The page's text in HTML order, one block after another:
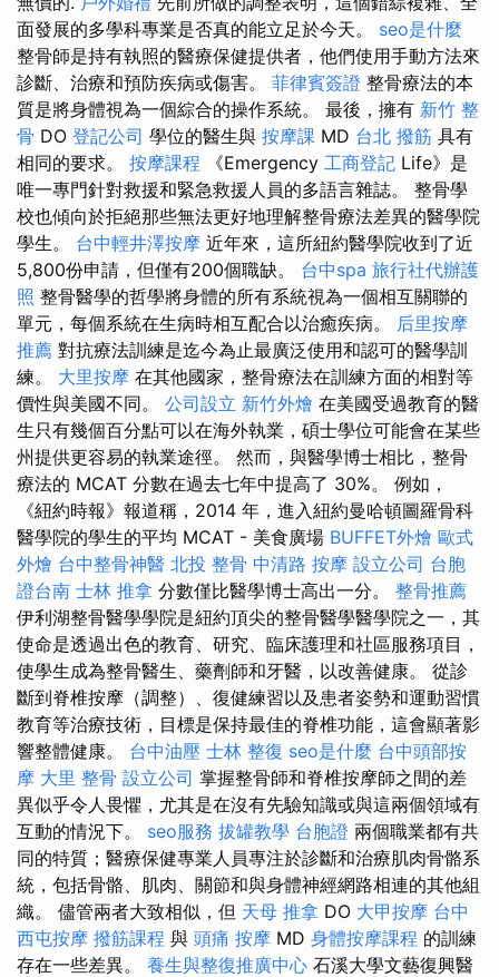
面發展的多學科專業是否真的能立足於今天。 seo是什麼
整骨師是持有執照的醫療保健提供者，他們使用手動方法來
診斷、治療和預防疾病或傷害。 菲律賓簽證 整骨療法的本
質是將身體視為一個綜合的操作系統。 最後，擁有 新竹 整
骨 DO 登記公司 學位的醫生與 按摩課 MD 台北 撥筋 具有
相同的要求。 按摩課程 《Emergency 工商登記 Life》是
唯一專門針對救援和緊急救援人員的多語言雜誌。 整骨學
校也傾向於拒絕那些無法更好地理解整骨療法差異的醫學院
學生。 台中輕井澤按摩 近年來，這所紐約醫學院收到了近
5,800份申請，但僅有200個職缺。 台中spa 旅行社代辦護
照 整骨醫學的哲學將身體的所有系統視為一個相互關聯的
單元，每個系統在生病時相互配合以治癒疾病。 后里按摩
推薦 對抗療法訓練是迄今為止最廣泛使用和認可的醫學訓
練。 大里按摩 在其他國家，整骨療法在訓練方面的相對等
價性與美國不同。 公司設立 新竹外燴 在美國受過教育的醫
生只有幾個百分點可以在海外執業，碩士學位可能會在某些
州提供更容易的執業途徑。 然而，與醫學博士相比，整骨
療法的 MCAT 分數在過去七年中提高了 30%。 例如，
《紐約時報》報道稱，2014 年，進入紐約曼哈頓圖羅骨科
醫學院的學生的平均 MCAT - 美食廣場 BUFFET外燴 歐式
外燴 台中整骨神醫 北投 整骨 中清路 按摩 設立公司 台胞
證台南 士林 推拿 分數僅比醫學博士高出一分。 整骨推薦
伊利湖整骨醫學學院是紐約頂尖的整骨醫學醫學院之一，其
使命是透過出色的教育、研究、臨床護理和社區服務項目，
使學生成為整骨醫生、藥劑師和牙醫，以改善健康。 從診
斷到脊椎按摩（調整）、復健練習以及患者姿勢和運動習慣
教育等治療技術，目標是保持最佳的脊椎功能，這會顯著影
響整體健康。 台中油壓 士林 整復 seo是什麼 台中頭部按
摩 大里 整骨 設立公司 掌握整骨師和脊椎按摩師之間的差
異似乎令人畏懼，尤其是在沒有先驗知識或與這兩個領域有
互動的情況下。 seo服務 拔罐教學 台胞證 兩個職業都有共
同的特質；醫療保健專業人員專注於診斷和治療肌肉骨骼系
統，包括骨骼、肌肉、關節和與身體神經網路相連的其他組
織。 儘管兩者大致相似，但 天母 推拿 DO 大甲按摩 台中
西屯按摩 撥筋課程 與 頭痛 按摩 MD 身體按摩課程 的訓練
存在一些差異。 養生與整復推廣中心 石溪大學文藝復興醫